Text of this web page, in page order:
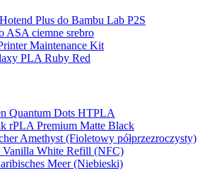
Plus do Bambu Lab P2S
ASA ciemne srebro
Maintenance Kit
PLA Ruby Red
Quantum Dots HTPLA
rPLA Premium Matte Black
Amethyst (Fioletowy półprzezroczysty)
Vanilla White Refill (NFC)
Meer (Niebieski)